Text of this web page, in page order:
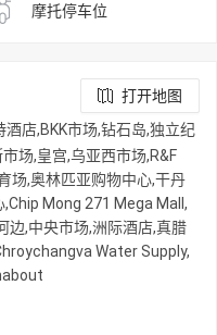
摩托停车位
打开地图
店,BKK市场,钻石岛,独立纪
场,皇宫,乌亚西市场,R&F
场,奥林匹亚购物中心,干丹
Mong 271 Mega Mall,
边,中央市场,洲际酒店,真腊
Water Supply,